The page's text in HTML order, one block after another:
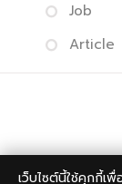
Job
Article
เว็บไซต์นี้ใช้คุกกี้เ